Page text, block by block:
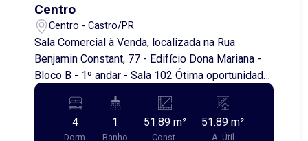
Centro
Centro - Castro/PR
Sala Comercial à Venda, localizada na Rua
Benjamin Constant, 77 - Edifício Dona Mariana -
Bloco B - 1º andar - Sala 102 Ótima oportunidade!
Ideal para escritório ou consultório para
profissionais que buscam um ambiente funcional
e bem localizado. - Subdividida em 4 salas -
4
Dorm.
1
Banho
51.89 m²
Const.
51.89 m²
A. Útil